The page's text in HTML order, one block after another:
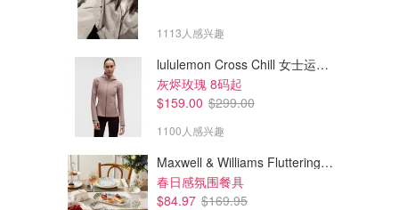
$740.00
A.P.C. APC Dion 牛仔夹克 蓝
Max Mara 棕色软质夹克
SSENSE
1113人感兴趣
lululemon Cross Chill 女士运动夹克
灰烬玫瑰 8码起
$159.00 $299.00
1100人感兴趣
Maxwell & Williams Fluttering Meadow 12件餐具套装
春日感氛围餐具
$84.97 $169.95